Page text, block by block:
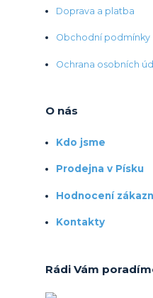
Doprava a platba
Obchodní podmínky
Ochrana osobních
O nás
Kdo jsme
Prodejna v Písku
Hodnocení
Kontakty
Rádi Vám